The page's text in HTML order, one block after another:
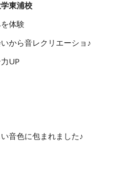
東浦校
体験
から音レクリエーショ♪
UP
音色に包まれました♪